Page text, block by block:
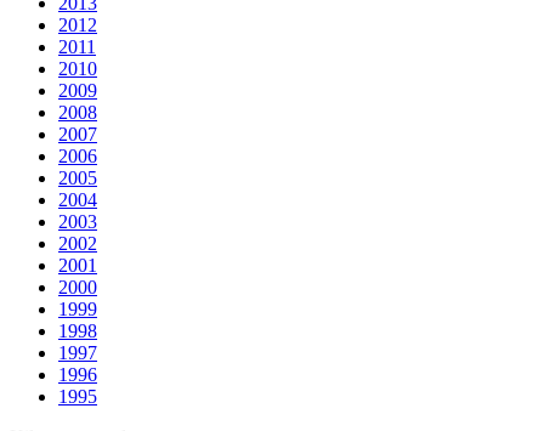
2012
2011
2010
2009
2008
2007
2006
2005
2004
2003
2002
2001
2000
1999
1998
1997
1996
1995